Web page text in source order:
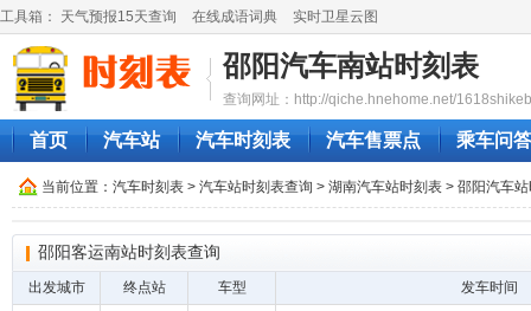
工具箱： 天气预报15天查询 在线成语词典 实时卫星云图
邵阳汽车南站时刻表
查询网址：http://qiche.hnehome.net/
首页 汽车站 汽车时刻表 汽车售票点 乘车问答
当前位置： 汽车时刻表 > 汽车站时刻表查询 > 湖南汽车站时刻表 > 邵阳汽车
邵阳客运南站时刻表查询
出发城市 终点站 车型
发车时间